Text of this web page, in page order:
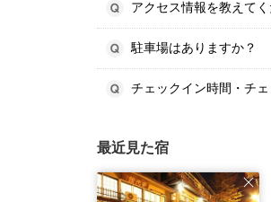
アクセス情報を教えてく
駐車場はありますか？
チェックイン時間・チ
最近見た宿